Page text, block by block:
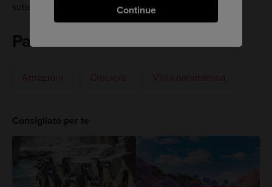
Continue
subacquea.
Parole chiave
Attrazioni Crociera Vista panoramica
Consigliato per te